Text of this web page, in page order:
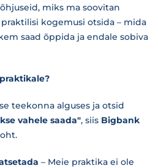
miks ma soovitan
kogemusi otsida – mida
saad õppida ja endale sobiva
teekonna alguses ja otsid
vahele saada", siis Bigbank
– Meie praktika ei ole